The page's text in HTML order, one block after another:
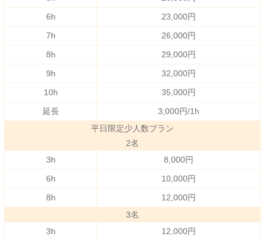
6h
23,000円
7h
26,000円
8h
29,000円
9h
32,000円
10h
35,000円
延長
3,000円/1h
平日限定少人数プラン
2名
3h
8,000円
6h
10,000円
8h
12,000円
3名
3h
12,000円